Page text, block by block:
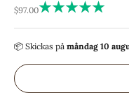
REA-pris
$97.00
📦 Skickas på måndag 10